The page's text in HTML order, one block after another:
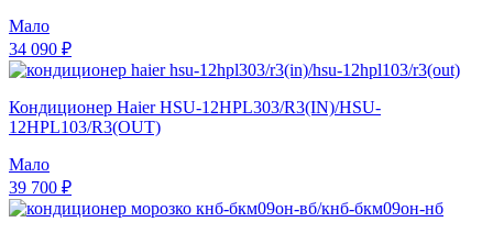
Мало
34 090 ₽
Кондиционер Haier HSU-12HPL303/R3(IN)/HSU-
12HPL103/R3(OUT)
Мало
39 700 ₽